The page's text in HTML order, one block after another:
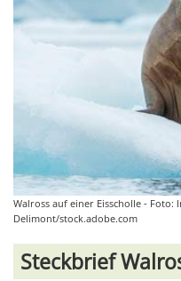
Walross auf einer Eisscholle - Foto:
Delimont/stock.adobe.com
Steckbrief